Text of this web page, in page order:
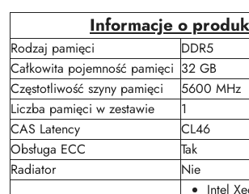
Informacje o
Rodzaj pamięci
DDR5
Całkowita pojemność pamięci 32 GB
Częstotliwość szyny pamięci
5600 MHz
Liczba pamięci w zestawie
1
CAS Latency
CL46
Obsługa ECC
Tak
Radiator
Nie
Intel